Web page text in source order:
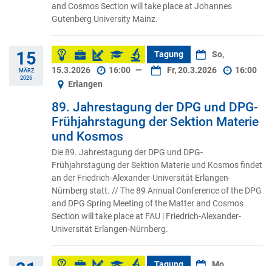
and Cosmos Section will take place at Johannes
Gutenberg University Mainz.
15
MÄRZ
2026
Tagung
So,
15.3.2026
16:00 — Fr, 20.3.2026
16:00
Erlangen
89. Jahrestagung der DPG und DPG-
Frühjahrstagung der Sektion Materie
und Kosmos
Die 89. Jahrestagung der DPG und DPG-
Frühjahrstagung der Sektion Materie und Kosmos findet
an der Friedrich-Alexander-Universität Erlangen-
Nürnberg statt. // The 89 Annual Conference of the DPG
and DPG Spring Meeting of the Matter and Cosmos
Section will take place at FAU | Friedrich-Alexander-
Universität Erlangen-Nürnberg.